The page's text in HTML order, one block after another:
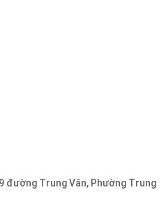
đường Trung Văn, Phường Trung